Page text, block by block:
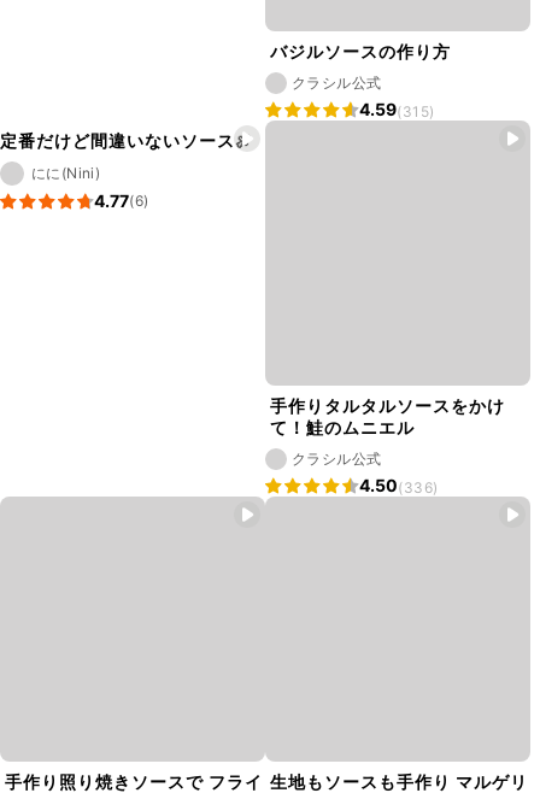
バジルソースの作り方
クラシル公式
4.59(315)
定番だけど間違いないソース🍖
にに(Nini)
4.77(6)
手作りタルタルソースをかけ
て！鮭のムニエル
クラシル公式
4.50(336)
手作り照り焼きソースで フライ 生地もソースも手作り マルゲリ